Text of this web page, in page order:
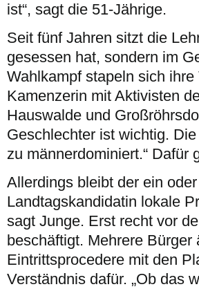
ist“, sagt die 51-Jährige.
Seit fünf Jahren sitzt die
gesessen hat, sondern im
Wahlkampf stapeln sich
Kamenzerin mit Aktivisten
Hauswalde und
Geschlechter ist wichtig.
zu männerdominiert.“ Dafür
Allerdings bleibt der ein
Landtagskandidatin lokale
sagt Junge. Erst recht vor
beschäftigt. Mehrere
Eintrittsprocedere mit den
Verständnis dafür. „Ob das